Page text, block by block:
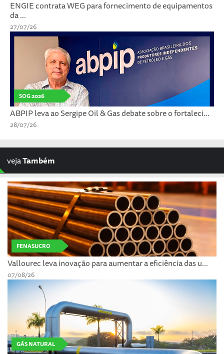
ENGIE contrata WEG para fornecimento de equipamentos
da ...
27/07/26
SOG 2026
ABPIP leva ao Sergipe Oil & Gas debate sobre o fortaleci...
28/07/26
vejaTambém
FENASUCRO
Vallourec leva inovação para aumentar a eficiência das u...
07/08/26
GÁS NATURAL